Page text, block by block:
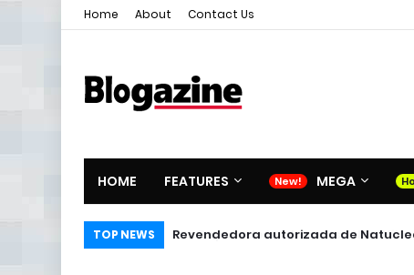
Home About Contact Us
HOME FEATURES MEGA
TOP NEWS Revendedora autorizada de